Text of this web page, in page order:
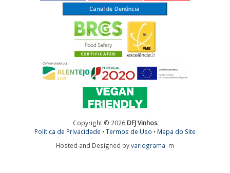
Copyright © 2026 DFJ Vinhos
Política de Privacidade •Termos de Uso • Mapa do Site
Hosted and Designed byvariograma m